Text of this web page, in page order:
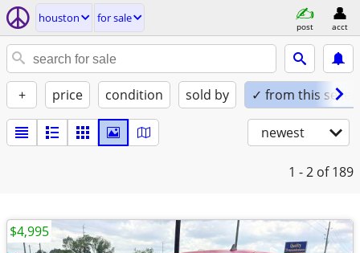
houston for sale
post acct
+ price condition sold by ✓ from this seller
newest
1 - 2 of 189
$4,995